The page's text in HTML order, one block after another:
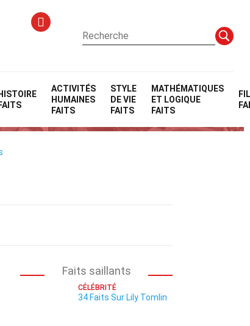
HISTOIRE
FAITS
ACTIVITÉS
HUMAINES
FAITS
STYLE
DE VIE
FAITS
MATHÉMATIQUES
ET LOGIQUE
FAITS
Faits saillants
CÉLÉBRITÉ
34 Faits Sur Lily Tomlin